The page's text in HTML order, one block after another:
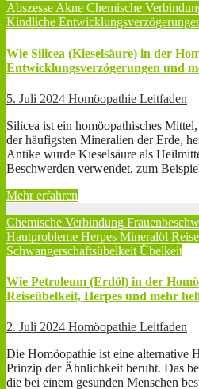
AbszesseAkne Chemische
Kindliche
Wie Silicea (Kieselsäure) in der
Entwicklungsverzögerungen und
5. Juli 2024 Homöopathie Leitfaden
Silicea ist ein homöopathisches
der häufigsten Mineralien der Erde,
Antike wurde Kieselsäure als
Beschwerden verwendet, zum
Mehr erfahren
Chemische Verbindung
Hautprobleme Herpes Mineralöl
Schwangerschaftsübelkeit Übelkeit
Wie Petroleum (Erdöl) in der
Reiseübelkeit, Herpes und mehr
2. Juli 2024 Homöopathie Leitfaden
Die Homöopathie ist eine alternative
Prinzip der Ähnlichkeit beruht. Das
die bei einem gesunden Menschen